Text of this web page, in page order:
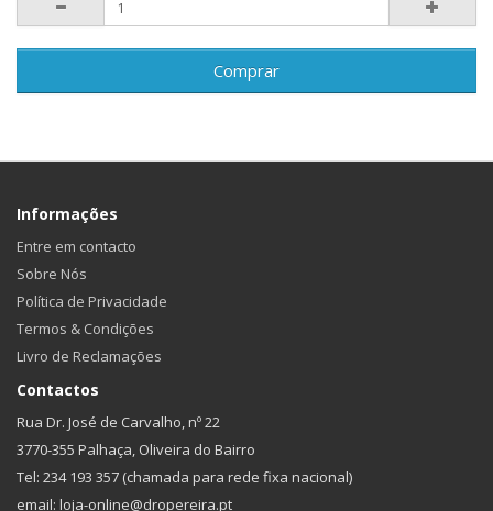
Comprar
Informações
Entre em contacto
Sobre Nós
Política de Privacidade
Termos & Condições
Livro de Reclamações
Contactos
Rua Dr. José de Carvalho, nº 22
3770-355 Palhaça, Oliveira do Bairro
Tel: 234 193 357 (chamada para rede fixa nacional)
email: loja-online@dropereira.pt